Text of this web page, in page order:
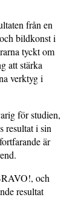
från en
bildkonst i
tyckt om
att stärka
verktyg i
för studien,
resultat i sin
är
och
resultat